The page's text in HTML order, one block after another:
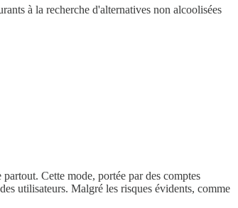
à la recherche d'alternatives non alcoolisées
Cette mode, portée par des comptes
utilisateurs. Malgré les risques évidents, comme